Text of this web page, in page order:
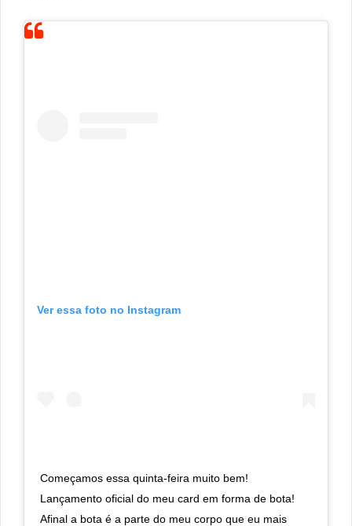
Ver essa foto no Instagram
Começamos essa quinta-feira muito bem!
Lançamento oficial do meu card em forma de bota!
Afinal a bota é a parte do meu corpo que eu mais